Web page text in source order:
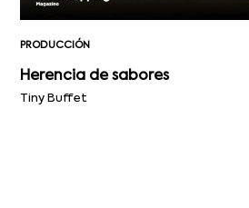
PRODUCCIÓN
Herencia de sabores
Tiny Buffet